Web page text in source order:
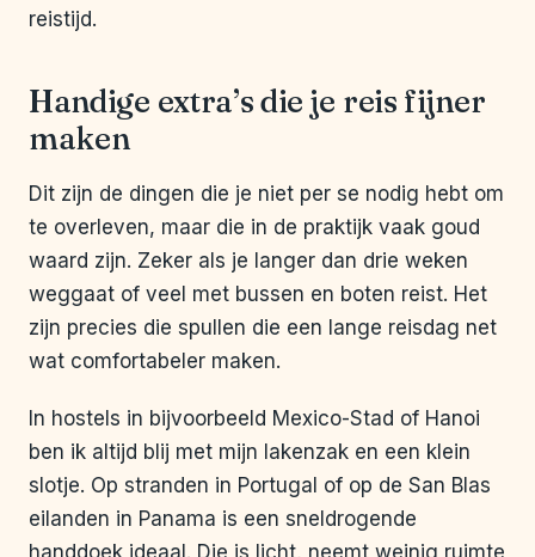
reistijd.
Handige extra’s die je reis fijner
maken
Dit zijn de dingen die je niet per se nodig hebt om
te overleven, maar die in de praktijk vaak goud
waard zijn. Zeker als je langer dan drie weken
weggaat of veel met bussen en boten reist. Het
zijn precies die spullen die een lange reisdag net
wat comfortabeler maken.
In hostels in bijvoorbeeld Mexico-Stad of Hanoi
ben ik altijd blij met mijn lakenzak en een klein
slotje. Op stranden in Portugal of op de San Blas
eilanden in Panama is een sneldrogende